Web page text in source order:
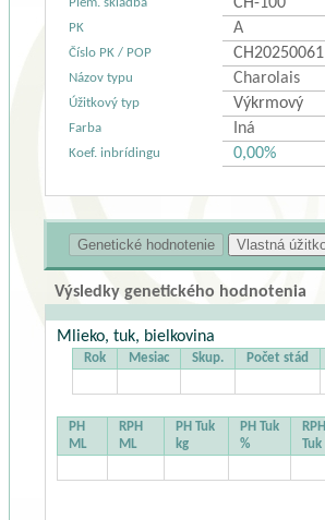
PK A
Číslo PK / POP CH20250061
Názov typu Charolais
Úžitkový typ Výkrmový
Farba Iná
Koef. inbrídingu 0,00%
Výsledky genetického hodnotenia
Mlieko, tuk, bielkovina
Rok Mesiac Skup. Počet stád
PH
ML
RPH
ML
PH Tuk
kg
PH Tuk
%
RPH
Tuk